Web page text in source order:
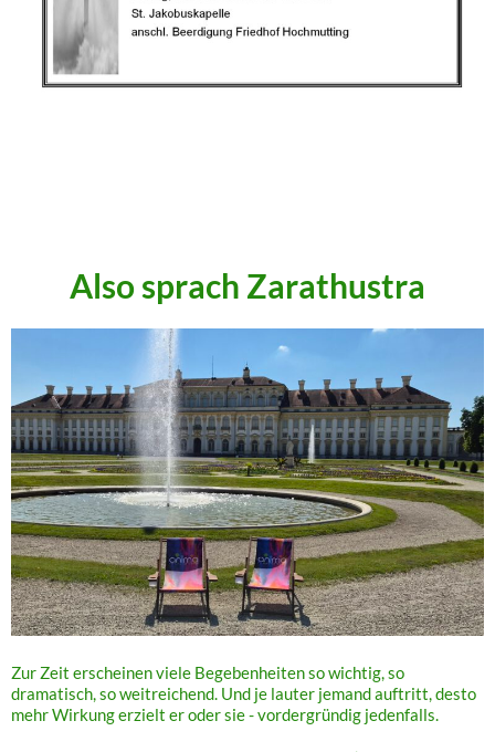
Also sprach Zarathustra
Zur Zeit erscheinen viele Begebenheiten so wichtig, so
dramatisch, so weitreichend. Und je lauter jemand auftritt, desto
mehr Wirkung erzielt er oder sie - vordergründig jedenfalls.